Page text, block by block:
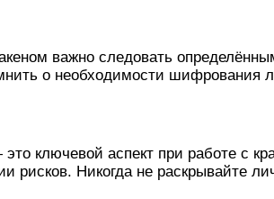
важно следовать
о необходимости шифрования
ключевой аспект при работе с
рисков. Никогда не раскрывайте